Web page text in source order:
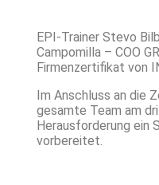
EPI-Trainer Stevo
Campomilla – COO
Firmenzertifikat von
Im Anschluss an die
gesamte Team am
Herausforderung ein
vorbereitet.